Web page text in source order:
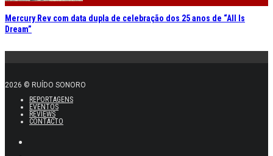
Mercury Rev com data dupla de celebração dos 25 anos de “All Is
Dream”
2026 © RUÍDO SONORO
REPORTAGENS
EVENTOS
REVIEWS
CONTACTO